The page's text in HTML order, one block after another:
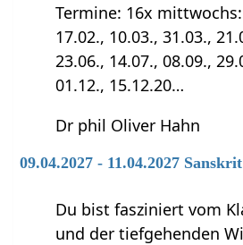
Termine: 16x mittwochs:
17.02., 10.03., 31.03.,
23.06., 14.07., 08.09.,
01.12., 15.12.20…
Dr phil Oliver Hahn
09.04.2027 - 11.04.2027
Du bist fasziniert vom
und der tiefgehenden